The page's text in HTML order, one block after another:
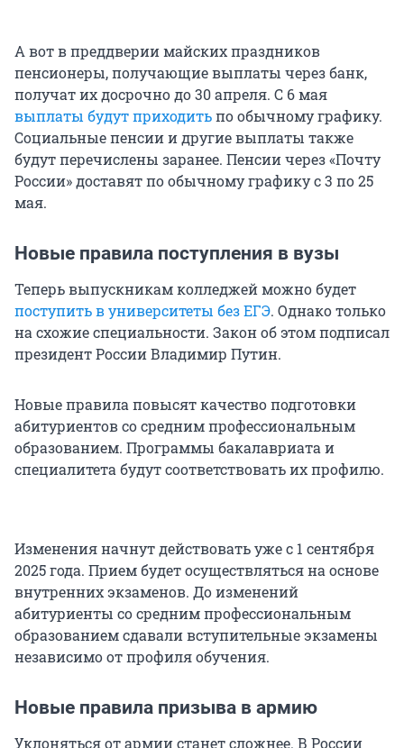
А вот в преддверии майских праздников
пенсионеры, получающие выплаты через банк,
получат их досрочно до 30 апреля. С 6 мая
выплаты будут приходитьпо обычному графику.
Социальные пенсии и другие выплаты также
будут перечислены заранее. Пенсии через «Почту
России» доставят по обычному графику с 3 по 25
мая.
Новые правила поступления в вузы
Теперь выпускникам колледжей можно будет
поступить в университеты без ЕГЭ. Однако только
на схожие специальности. Закон об этом подписал
президент России Владимир Путин.
Новые правила повысят качество подготовки
абитуриентов со средним профессиональным
образованием. Программы бакалавриата и
специалитета будут соответствовать их профилю.
Изменения начнут действовать уже с 1 сентября
2025 года. Прием будет осуществляться на основе
внутренних экзаменов. До изменений
абитуриенты со средним профессиональным
образованием сдавали вступительные экзамены
независимо от профиля обучения.
Новые правила призыва в армию
Уклоняться от армии станет сложнее. В России